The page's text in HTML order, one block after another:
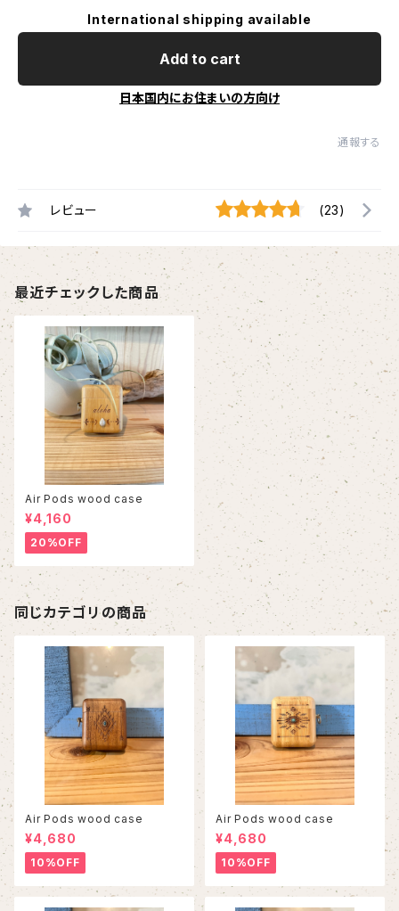
International shipping available
Add to cart
日本国内にお住まいの方向け
通報する
レビュー (23)
最近チェックした商品
Air Pods wood case
¥4,160
20%OFF
同じカテゴリの商品
Air Pods wood case
¥4,680
10%OFF
Air Pods wood case
¥4,680
10%OFF